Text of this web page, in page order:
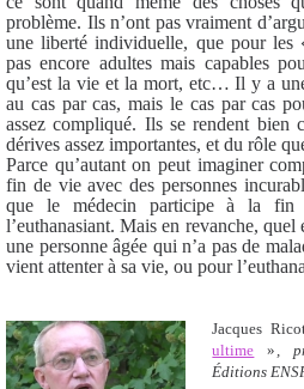
problème. Ils n’ont pas vraiment
une liberté individuelle, que pour les
pas encore adultes mais capables
qu’est la vie et la mort, etc… Il y a
au cas par cas, mais le cas par cas
assez compliqué. Ils se rendent bien
dérives assez importantes, et du rôle
Parce qu’autant on peut imaginer
fin de vie avec des personnes
que le médecin participe à la
l’euthanasiant. Mais en revanche,
une personne âgée qui n’a pas de
vient attenter à sa vie, ou pour
Jacques
ultime »
Éditions